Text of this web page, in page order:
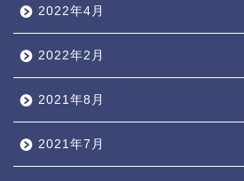
2022年4月
2022年2月
2021年8月
2021年7月